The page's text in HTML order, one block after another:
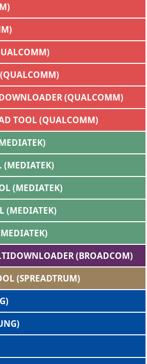
(QUALCOMM)
TOOL (QUALCOMM)
(MEDIATEK)
(MEDIATEK)
(MEDIATEK)
(BROADCOM)
(SPREADTRUM)